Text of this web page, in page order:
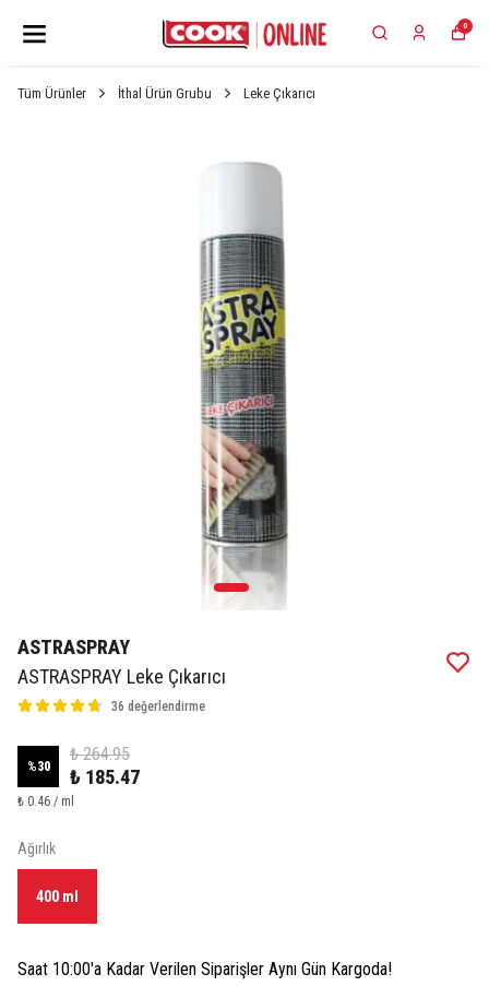
0
Tüm Ürünler İthal Ürün Grubu Leke Çıkarıcı
ASTRASPRAY
ASTRASPRAY Leke Çıkarıcı
36 değerlendirme
%30
₺ 264.95
₺ 185.47
₺ 0.46 / ml
Ağırlık
400 ml
Saat 10:00'a Kadar Verilen Siparişler Aynı Gün Kargoda!